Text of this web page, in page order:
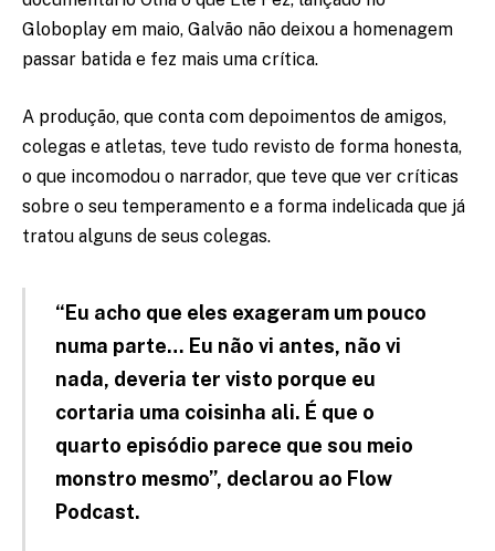
Globoplay em maio, Galvão não deixou a homenagem
passar batida e fez mais uma crítica.
A produção, que conta com depoimentos de amigos,
colegas e atletas, teve tudo revisto de forma honesta,
o que incomodou o narrador, que teve que ver críticas
sobre o seu temperamento e a forma indelicada que já
tratou alguns de seus colegas.
“Eu acho que eles exageram um pouco
numa parte… Eu não vi antes, não vi
nada, deveria ter visto porque eu
cortaria uma coisinha ali. É que o
quarto episódio parece que sou meio
monstro mesmo”, declarou ao Flow
Podcast.